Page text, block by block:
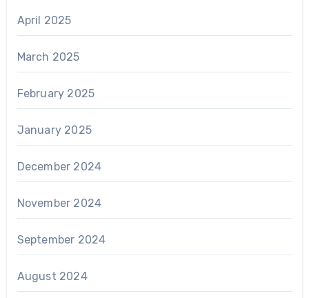
April 2025
March 2025
February 2025
January 2025
December 2024
November 2024
September 2024
August 2024